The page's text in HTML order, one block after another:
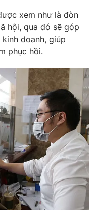
xem như là đòn
hội, qua đó sẽ góp
doanh, giúp
phục hồi.